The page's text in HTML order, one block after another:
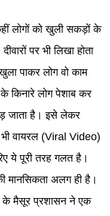
लोगों को खुली सकड़ों के
पर भी लिखा होता
पाकर लोग वो काम
लोग पेशाब कर
जाता है। इसे लेकर
भी वायरल (Viral Video)
ये पूरी तरह गलत है।
मानसिकता अलग ही है।
के मैसूर प्रशासन ने एक